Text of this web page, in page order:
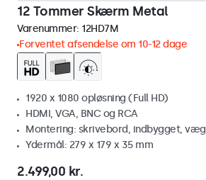
12 Tommer Skærm Metal
Varenummer: 12HD7M
Forventet afsendelse om 10-12 dage
1920 x 1080 opløsning (Full HD)
HDMI, VGA, BNC og RCA
Montering: skrivebord, indbygget, væg
Ydermål: 279 x 179 x 35 mm
2.499,00 kr.